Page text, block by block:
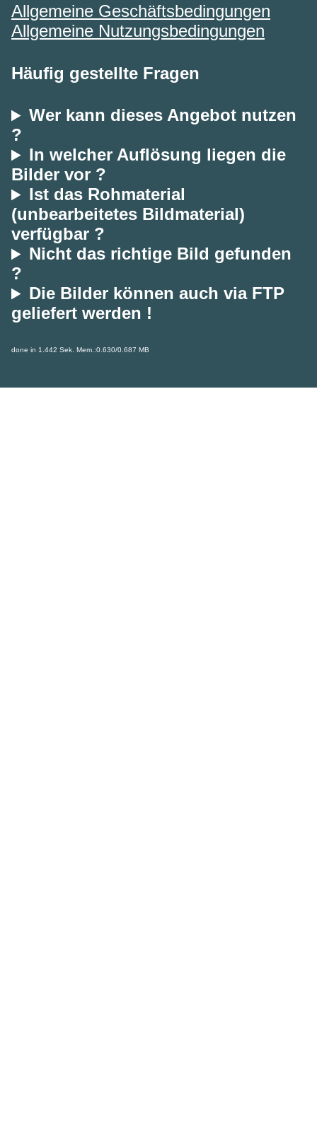
Allgemeine Geschäftsbedingungen
Allgemeine Nutzungsbedingungen
Häufig gestellte Fragen
Wer kann dieses Angebot nutzen
?
In welcher Auflösung liegen die
Bilder vor ?
Ist das Rohmaterial
(unbearbeitetes Bildmaterial)
verfügbar ?
Nicht das richtige Bild gefunden
?
Die Bilder können auch via FTP
geliefert werden !
done in 1.442 Sek. Mem.:0.630/0.687 MB